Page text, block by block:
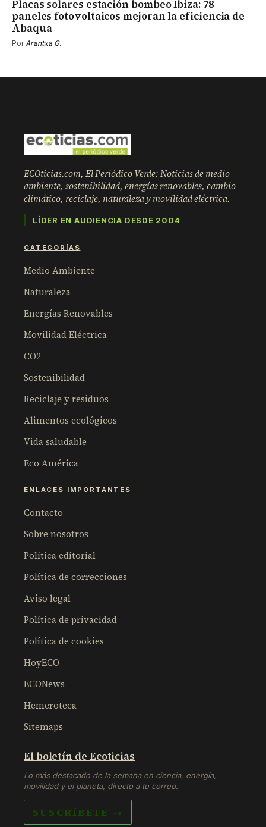
Placas solares estación bombeo Ibiza: 78
paneles fotovoltaicos mejoran la eficiencia de
Abaqua
Por Arantxa G.
ECOticias.com, El Periódico Verde: Noticias de medio
ambiente, sostenibilidad, energías renovables, cambio
climático, reciclaje, naturaleza y movilidad eléctrica.
LÍDER EN AUDIENCIA DESDE 2004
CATEGORÍAS
Medio Ambiente
Naturaleza
Energías Renovables
Movilidad Eléctrica
CO2
Sostenibilidad
Reciclaje y residuos
Alimentos ecológicos
Vida saludable
Eco América
ENLACES IMPORTANTES
Contacto
Sobre nosotros
Política editorial
Política de correcciones
Aviso legal
Política de privacidad
Política de cookies
HoyECO
ECONews
Hemeroteca
Sitemaps
El boletín de Ecoticias
Lo más destacado de la semana en ciencia, energía,
movilidad y el planeta, directo a tu correo.
SUSCRÍBETE →